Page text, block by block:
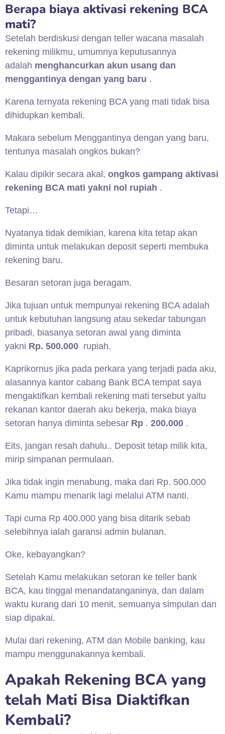
Berapa biaya aktivasi rekening BCA
mati?
Setelah berdiskusi dengan teller wacana masalah
rekening milikmu, umumnya keputusannya
adalah menghancurkan akun usang dan
menggantinya dengan yang baru .
Karena ternyata rekening BCA yang mati tidak bisa
dihidupkan kembali.
Makara sebelum Menggantinya dengan yang baru,
tentunya masalah ongkos bukan?
Kalau dipikir secara akal, ongkos gampang aktivasi
rekening BCA mati yakni nol rupiah .
Tetapi…
Nyatanya tidak demikian, karena kita tetap akan
diminta untuk melakukan deposit seperti membuka
rekening baru.
Besaran setoran juga beragam.
Jika tujuan untuk mempunyai rekening BCA adalah
untuk kebutuhan langsung atau sekedar tabungan
pribadi, biasanya setoran awal yang diminta
yakni Rp. 500.000 rupiah.
Kaprikornus jika pada perkara yang terjadi pada aku,
alasannya kantor cabang Bank BCA tempat saya
mengaktifkan kembali rekening mati tersebut yaitu
rekanan kantor daerah aku bekerja, maka biaya
setoran hanya diminta sebesar Rp . 200.000 .
Eits, jangan resah dahulu.. Deposit tetap milik kita,
mirip simpanan permulaan.
Jika tidak ingin menabung, maka dari Rp. 500.000
Kamu mampu menarik lagi melalui ATM nanti.
Tapi cuma Rp 400.000 yang bisa ditarik sebab
selebihnya ialah garansi admin bulanan.
Oke, kebayangkan?
Setelah Kamu melakukan setoran ke teller bank
BCA, kau tinggal menandatanganinya, dan dalam
waktu kurang dari 10 menit, semuanya simpulan dan
siap dipakai.
Mulai dari rekening, ATM dan Mobile banking, kau
mampu menggunakannya kembali.
Apakah Rekening BCA yang
telah Mati Bisa Diaktifkan
Kembali?